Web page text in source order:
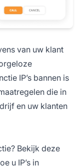
van uw klant
IP’s bannen is
die in
en uw klanten
Bekijk deze
u IP’s in